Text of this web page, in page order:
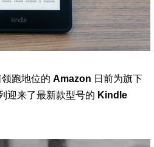
跑地位的 Amazon 日前为旗下
迎来了最新款型号的 Kindle